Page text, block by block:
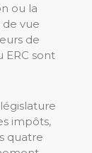
ou la
de vue
de
ERC sont
impôts,
quatre